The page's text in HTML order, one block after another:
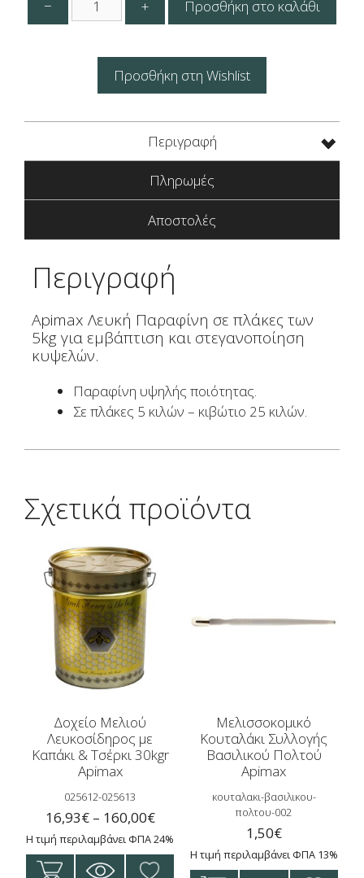
−
Παραφίνη
Κυψέλες
Apimax
+ Προσθήκη στο καλάθι
Προσθήκη στη Wishlist
Περιγραφή
Πληρωμές
Αποστολές
Περιγραφή
Apimax Λευκή Παραφίνη σε πλάκες των
5kg για εμβάπτιση και στεγανοποίηση
κυψελών.
Παραφίνη υψηλής ποιότητας.
Σε πλάκες 5 κιλών – κιβώτιο 25 κιλών.
Σχετικά προϊόντα
Δοχείο Μελιού
Λευκοσίδηρος με
Καπάκι & Τσέρκι 30kgr
Apimax
025612-025613
16,93€ – 160,00€Price
range:
16,93€
Η τιμή περιλαμβάνει ΦΠΑ 24%
Αυτό
Μελισσοκομικό
Κουταλάκι Συλλογής
Βασιλικού Πολτού
Apimax
κουταλακι-βασιλικου-
πολτου-002
1,50€
Η τιμή περιλαμβάνει ΦΠΑ 13%